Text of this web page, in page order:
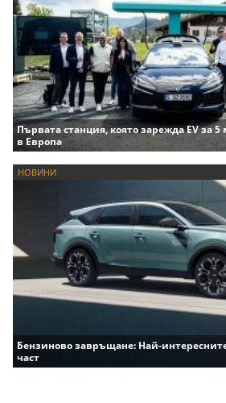
Първата станция, която зарежда EV за
в Европа
НОВИНИ
Бензиново завръщане: Най-
част